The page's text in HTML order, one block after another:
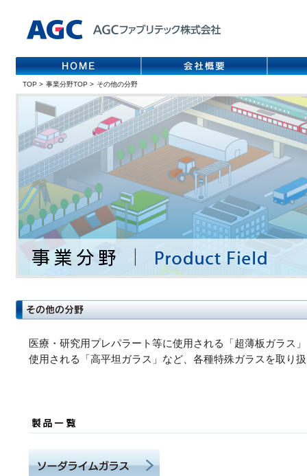
TOP > 事業分野TOP > その他の分野
医療・研究用プレパラート等に使用される「超薄板ガラス
使用される「高平坦ガラス」など、各種特殊ガラスを取り